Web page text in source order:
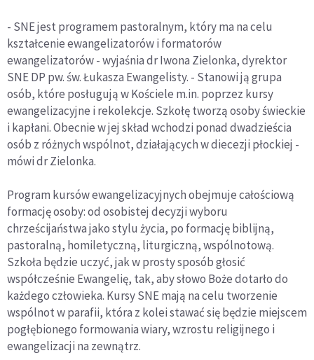
- SNE jest programem pastoralnym, który ma na celu
kształcenie ewangelizatorów i formatorów
ewangelizatorów - wyjaśnia dr Iwona Zielonka, dyrektor
SNE DP pw. św. Łukasza Ewangelisty. - Stanowi ją grupa
osób, które posługują w Kościele m.in. poprzez kursy
ewangelizacyjne i rekolekcje. Szkołę tworzą osoby świeckie
i kapłani. Obecnie w jej skład wchodzi ponad dwadzieścia
osób z różnych wspólnot, działających w diecezji płockiej -
mówi dr Zielonka.
Program kursów ewangelizacyjnych obejmuje całościową
formację osoby: od osobistej decyzji wyboru
chrześcijaństwa jako stylu życia, po formację biblijną,
pastoralną, homiletyczną, liturgiczną, wspólnotową.
Szkoła będzie uczyć, jak w prosty sposób głosić
współcześnie Ewangelię, tak, aby słowo Boże dotarło do
każdego człowieka. Kursy SNE mają na celu tworzenie
wspólnot w parafii, która z kolei stawać się będzie miejscem
pogłębionego formowania wiary, wzrostu religijnego i
ewangelizacji na zewnątrz.